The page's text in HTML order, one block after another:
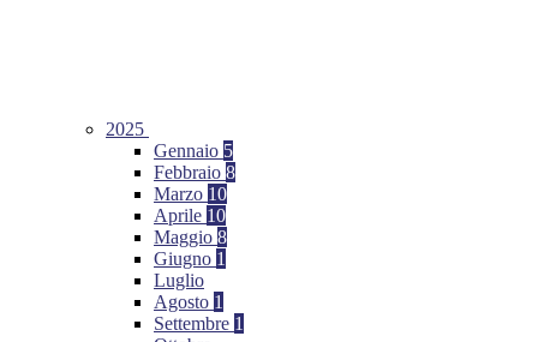
2025
Gennaio 5
Febbraio 8
Marzo 10
Aprile 10
Maggio 8
Giugno 1
Luglio
Agosto 1
Settembre 1